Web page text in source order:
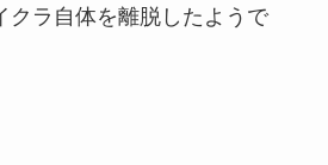
クラ自体を離脱したようで